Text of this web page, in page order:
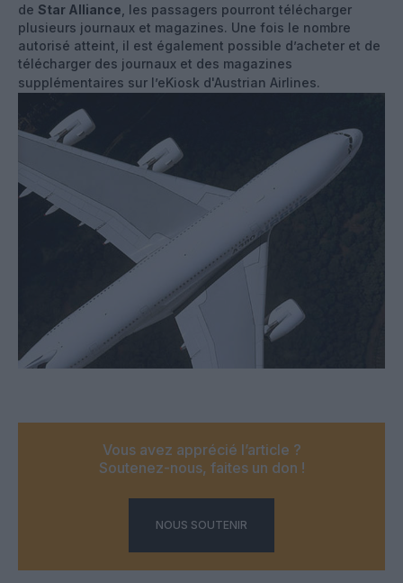
de Star Alliance , les passagers pourront télécharger
plusieurs journaux et magazines. Une fois le nombre
autorisé atteint, il est également possible d’acheter et de
télécharger des journaux et des magazines
supplémentaires sur l’eKiosk d'Austrian Airlines.
Vous avez apprécié l’article ?
Soutenez-nous, faites un don !
NOUS SOUTENIR